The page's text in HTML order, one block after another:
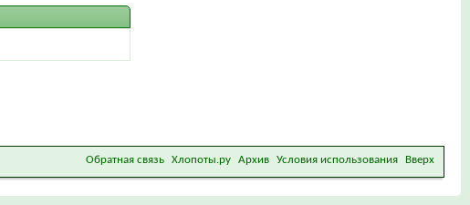
Обратная связь Хлопоты.ру Архив Условия использования Вверх